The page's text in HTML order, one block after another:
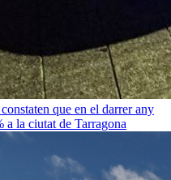
que en el darrer any
a la ciutat de Tarragona